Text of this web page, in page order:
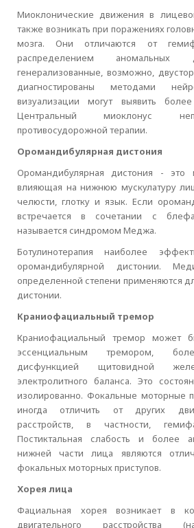
Миоклонические движения в
также возникать при поражениях
мозга. Они отличаются от
распределением аномальных
генерализованные, возможно,
диагностированы методами
визуализации могут выявить
Центральный миоклонус
противосудорожной терапии.
Оромандибулярная дистония
Оромандибулярная дистония - это
влияющая на нижнюю мускулатуру
челюсти, глотку и язык. Если
встречается в сочетании с
называется синдромом Меджа.
Ботулинотерапия наиболее
оромандибулярной дистонии.
определенной степени применяются
дистонии.
Краниофациальный тремор
Краниофациальный тремор может
эссенциальным тремором,
дисфункцией щитовидной
электролитного баланса. Это
изолированно. Фокальные моторные
иногда отличить от других
расстройств, в частности,
Постиктальная слабость и более
нижней части лица являются
фокальных моторных приступов.
Хорея лица
Фациальная хорея возникает в
двигательного расстройства